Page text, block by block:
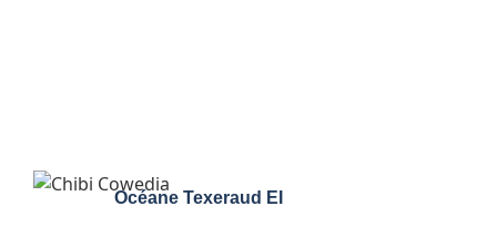
Océane Texeraud EI